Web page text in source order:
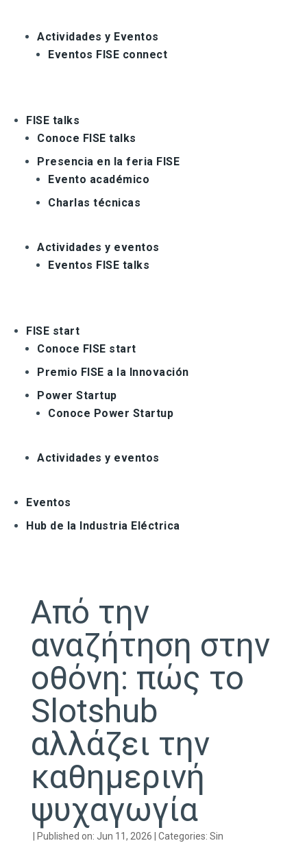
Actividades y Eventos
Eventos FISE connect
FISE talks
Conoce FISE talks
Presencia en la feria FISE
Evento académico
Charlas técnicas
Actividades y eventos
Eventos FISE talks
FISE start
Conoce FISE start
Premio FISE a la Innovación
Power Startup
Conoce Power Startup
Actividades y eventos
Eventos
Hub de la Industria Eléctrica
Από την
αναζήτηση στην
οθόνη: πώς το
Slotshub
αλλάζει την
καθημερινή
ψυχαγωγία
Published on: Jun 11, 2026 Categories: Sin